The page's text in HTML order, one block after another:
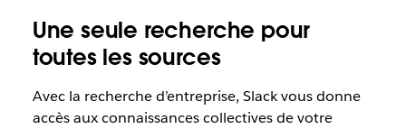
Une seule recherche pour
toutes les sources
Avec la recherche d’entreprise, Slack vous donne
accès aux connaissances collectives de votre